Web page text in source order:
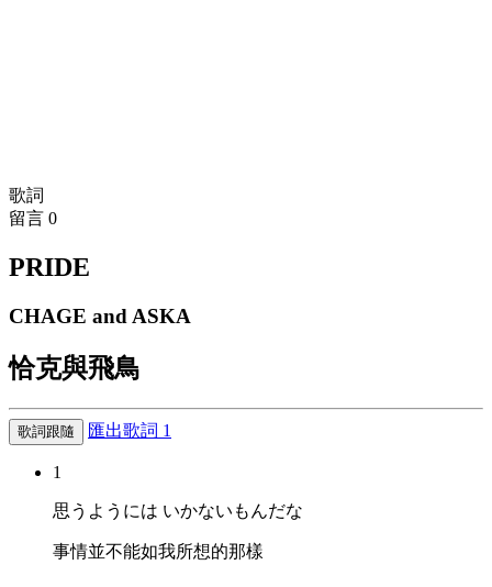
歌詞
留言 0
PRIDE
CHAGE and ASKA
恰克與飛鳥
歌詞跟隨 匯出歌詞 1
1
思うようには いかないもんだな
事情並不能如我所想的那樣